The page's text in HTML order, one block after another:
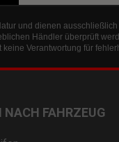
und dienen
Händler überprüft
Verantwortung für
NACH FAHRZEUG